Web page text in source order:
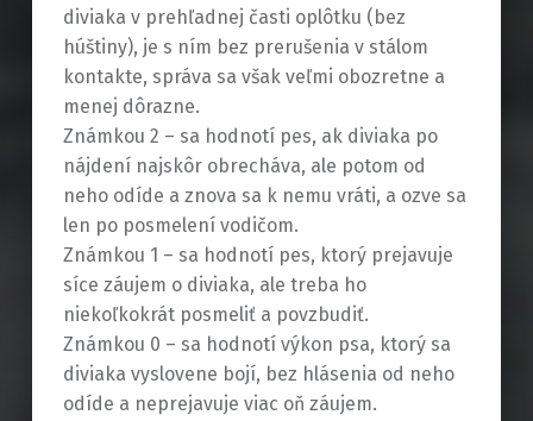
diviaka v prehľadnej časti oplôtku (bez
húštiny), je s ním bez prerušenia v stálom
kontakte, správa sa však veľmi obozretne a
menej dôrazne.
Známkou 2 – sa hodnotí pes, ak diviaka po
nájdení najskôr obrecháva, ale potom od
neho odíde a znova sa k nemu vráti, a ozve sa
len po posmelení vodičom.
Známkou 1 – sa hodnotí pes, ktorý prejavuje
síce záujem o diviaka, ale treba ho
niekoľkokrát posmeliť a povzbudiť.
Známkou 0 – sa hodnotí výkon psa, ktorý sa
diviaka vyslovene bojí, bez hlásenia od neho
odíde a neprejavuje viac oň záujem.